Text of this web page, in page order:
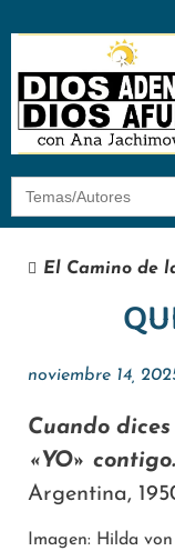
El Camino de
noviembre 14,
Cuando
«YO» contigo.
Argentina,
Imagen: Hilda